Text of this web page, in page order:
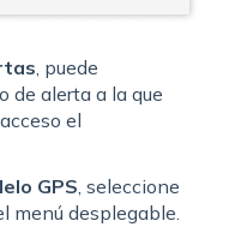
, puede
de alerta a la que
el
GPS, seleccione
menú desplegable.